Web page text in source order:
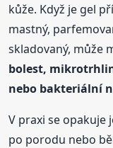
kůže. Když je gel
mastný,
skladovaný, může
bolest,
nebo bakteriální
V praxi se opakuje
po porodu nebo